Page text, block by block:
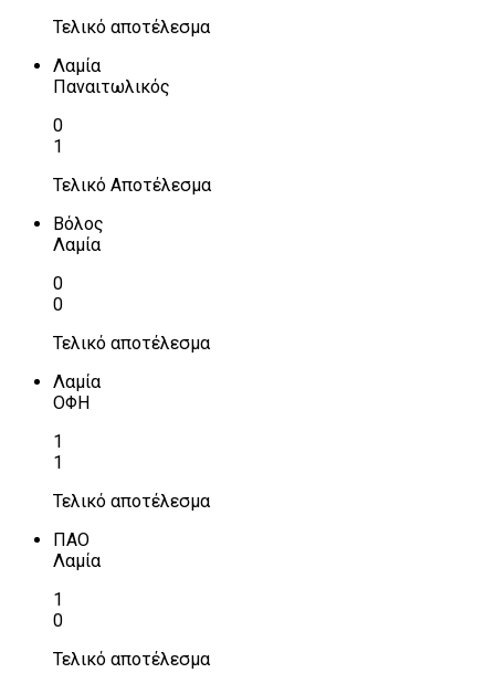
Τελικό αποτέλεσμα
Λαμία
Παναιτωλικός
0
1
Τελικό Αποτέλεσμα
Βόλος
Λαμία
0
0
Τελικό αποτέλεσμα
Λαμία
ΟΦΗ
1
1
Τελικό αποτέλεσμα
ΠΑΟ
Λαμία
1
0
Τελικό αποτέλεσμα